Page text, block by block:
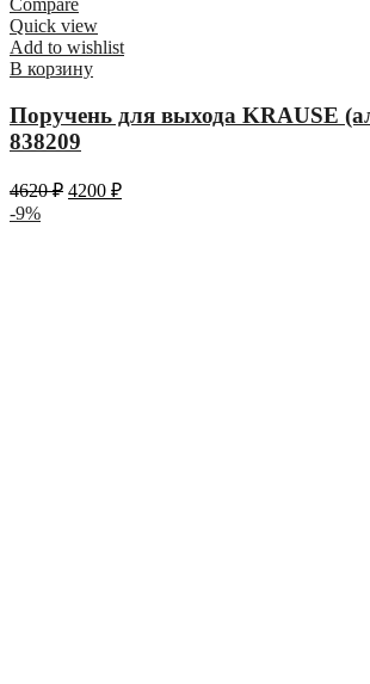
Compare
Quick view
Add to wishlist
В корзину
Поручень для выхода KRAUSE
838209
4620₽ 4200 ₽
-9%